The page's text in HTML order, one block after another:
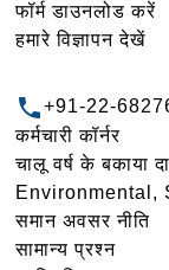
फॉर्म डाउनलोड करें
हमारे विज्ञापन देखें
+91-22-
कर्मचारी कॉर्नर
चालू वर्ष के बकाया
Environmental,
समान अवसर नीति
सामान्य प्रश्न